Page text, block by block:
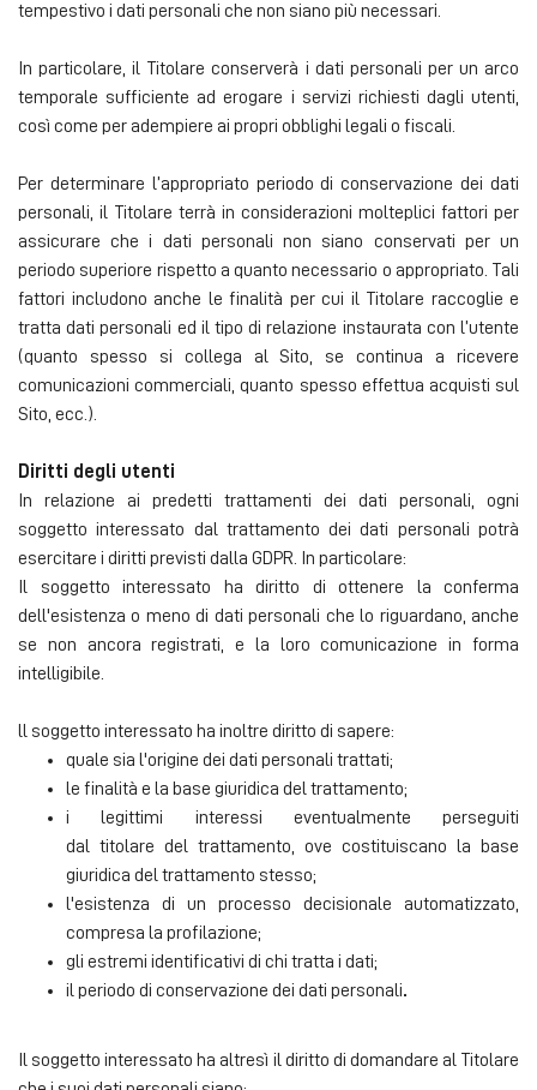
tempestivo i dati personali che non siano più necessari.
In particolare, il Titolare conserverà i dati personali per un arco
temporale sufficiente ad erogare i servizi richiesti dagli utenti,
così come per adempiere ai propri obblighi legali o fiscali.
Per determinare l’appropriato periodo di conservazione dei dati
personali, il Titolare terrà in considerazioni molteplici fattori per
assicurare che i dati personali non siano conservati per un
periodo superiore rispetto a quanto necessario o appropriato. Tali
fattori includono anche le finalità per cui il Titolare raccoglie e
tratta dati personali ed il tipo di relazione instaurata con l’utente
(quanto spesso si collega al Sito, se continua a ricevere
comunicazioni commerciali, quanto spesso effettua acquisti sul
Sito, ecc.).
Diritti degli utenti
In relazione ai predetti trattamenti dei dati personali, ogni
soggetto interessato dal trattamento dei dati personali potrà
esercitare i diritti previsti dalla GDPR. In particolare:
Il soggetto interessato ha diritto di ottenere la conferma
dell'esistenza o meno di dati personali che lo riguardano, anche
se non ancora registrati, e la loro comunicazione in forma
intelligibile.
ll soggetto interessato ha inoltre diritto di sapere:
quale sia l'origine dei dati personali trattati;
le finalità e la base giuridica del trattamento;
i legittimi interessi eventualmente perseguiti
dal titolare del trattamento, ove costituiscano la base
giuridica del trattamento stesso;
l'esistenza di un processo decisionale automatizzato,
compresa la profilazione;
gli estremi identificativi di chi tratta i dati;
il periodo di conservazione dei dati personali.
Il soggetto interessato ha altresì il diritto di domandare al Titolare